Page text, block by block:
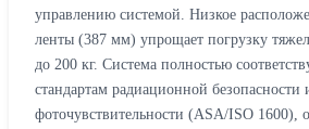
управлению системой. Низкое
ленты (387 мм) упрощает погрузку
до 200 кг. Система полностью
стандартам радиационной безопасности
фоточувствительности (ASA/ISO 1600),